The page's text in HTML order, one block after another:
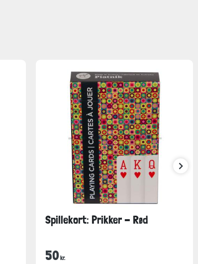
Spillekort: Prikker - Rød
50 kr.